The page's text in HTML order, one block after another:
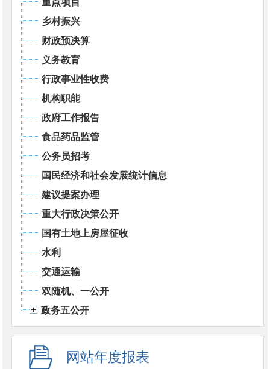
乡村振兴
财政预决算
义务教育
行政事业性收费
机构职能
政府工作报告
食品药品监管
公务员招考
国民经济和社会发展统计信息
建议提案办理
重大行政决策公开
国有土地上房屋征收
水利
交通运输
双随机、一公开
政务五公开
网站年度报表